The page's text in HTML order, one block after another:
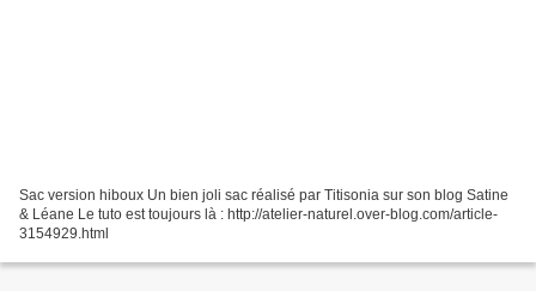
Sac version hiboux Un bien joli sac réalisé par Titisonia sur son blog Satine
& Léane Le tuto est toujours là : http://atelier-naturel.over-blog.com/article-
3154929.html